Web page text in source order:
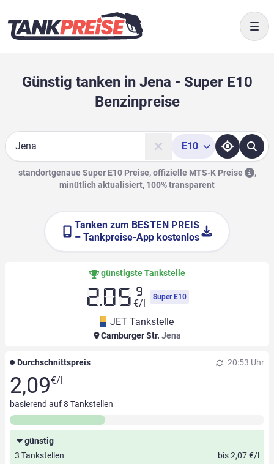
Günstig tanken in Jena - Super E10
Benzinpreise
Suche
E10
standortgenaue Super E10 Preise, offizielle MTS-K Preise
,
minütlich aktualisiert, 100% transparent
Tanken zum BESTEN PREIS
– Tankpreise-App kostenlos
günstigste Tankstelle
2.05 9
€/l
Super E10
JET Tankstelle
Camburger Str. Jena
Durchschnittspreis 20:53 Uhr
2,09€/l
basierend auf8 Tankstellen
günstig
3 Tankstellen
bis 2,07 €/l